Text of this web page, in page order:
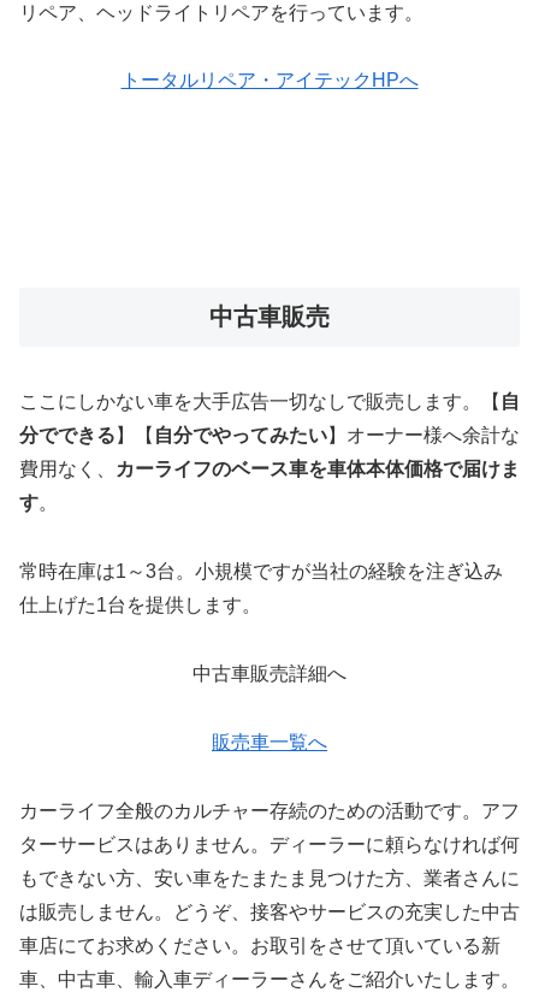
リペア、ヘッドライトリペアを行っています。
トータルリペア・アイテックHPへ
中古車販売
ここにしかない車を大手広告一切なしで販売します。【 自
分でできる 】【 自分でやってみたい】オーナー様へ余計な
費用なく、 カーライフのベース車を車体本体価格で届けま
す。
常時在庫は1～3台。小規模ですが当社の経験を注ぎ込み
仕上げた1台を提供します。
中古車販売詳細へ
販売車一覧へ
カーライフ全般のカルチャー存続のための活動です。アフ
ターサービスはありません。ディーラーに頼らなければ何
もできない方、安い車をたまたま見つけた方、業者さんに
は販売しません。どうぞ、接客やサービスの充実した中古
車店にてお求めください。お取引をさせて頂いている新
車、中古車、輸入車ディーラーさんをご紹介いたします。